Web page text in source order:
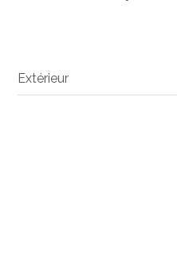
Extérieur